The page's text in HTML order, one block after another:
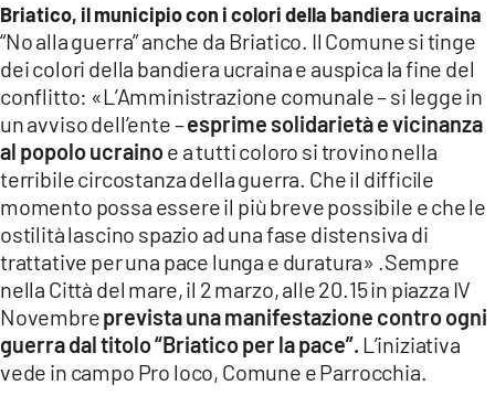
ILVIBONESE.IT
CATANZAROCHANNEL.IT
LACAPITALENEWS.IT
App
ANDROID
APPLE
Briatico, il municipio con i colori della bandiera ucraina
“No alla guerra” anche da Briatico. Il Comune si tinge
dei colori della bandiera ucraina e auspica la fine del
conflitto: «L’Amministrazione comunale – si legge in
un avviso dell’ente –esprime solidarietà e vicinanza
al popolo ucrainoe a tutti coloro si trovino nella
terribile circostanza della guerra. Che il difficile
momento possa essere il più breve possibile e che le
ostilità lascino spazio ad una fase distensiva di
trattative per una pace lunga e duratura» .Sempre
nella Città del mare, il 2 marzo, alle 20.15 in piazza IV
Novembreprevista una manifestazione contro ogni
guerra dal titolo “Briatico per la pace”. L’iniziativa
vede in campo Pro loco, Comune e Parrocchia.